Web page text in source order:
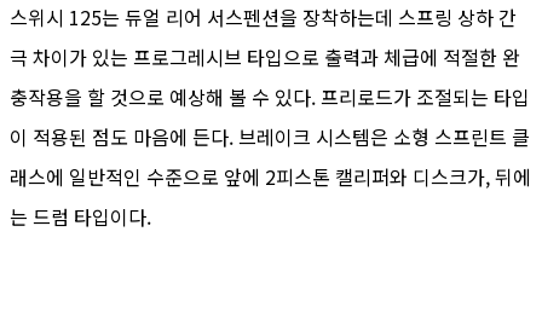
스위시 125는 듀얼 리어 서스펜션을 장착하는데 스프링 상하 간
극 차이가 있는 프로그레시브 타입으로 출력과 체급에 적절한 완
충작용을 할 것으로 예상해 볼 수 있다. 프리로드가 조절되는 타입
이 적용된 점도 마음에 든다. 브레이크 시스템은 소형 스프린트 클
래스에 일반적인 수준으로 앞에 2피스톤 캘리퍼와 디스크가, 뒤에
는 드럼 타입이다.